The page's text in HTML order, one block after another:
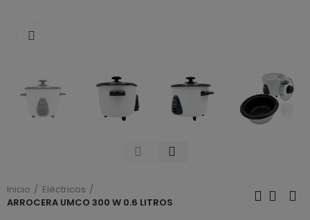
Inicio
Eléctricos
ARROCERA UMCO 300 W 0.6 LITROS